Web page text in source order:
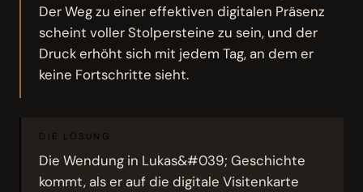
Der Weg zu einer effektiven digitalen Präsenz
scheint voller Stolpersteine zu sein, und der
Druck erhöht sich mit jedem Tag, an dem er
keine Fortschritte sieht.
DIE LÖSUNG
Die Wendung in Lukas&#039; Geschichte
kommt, als er auf die digitale Visitenkarte